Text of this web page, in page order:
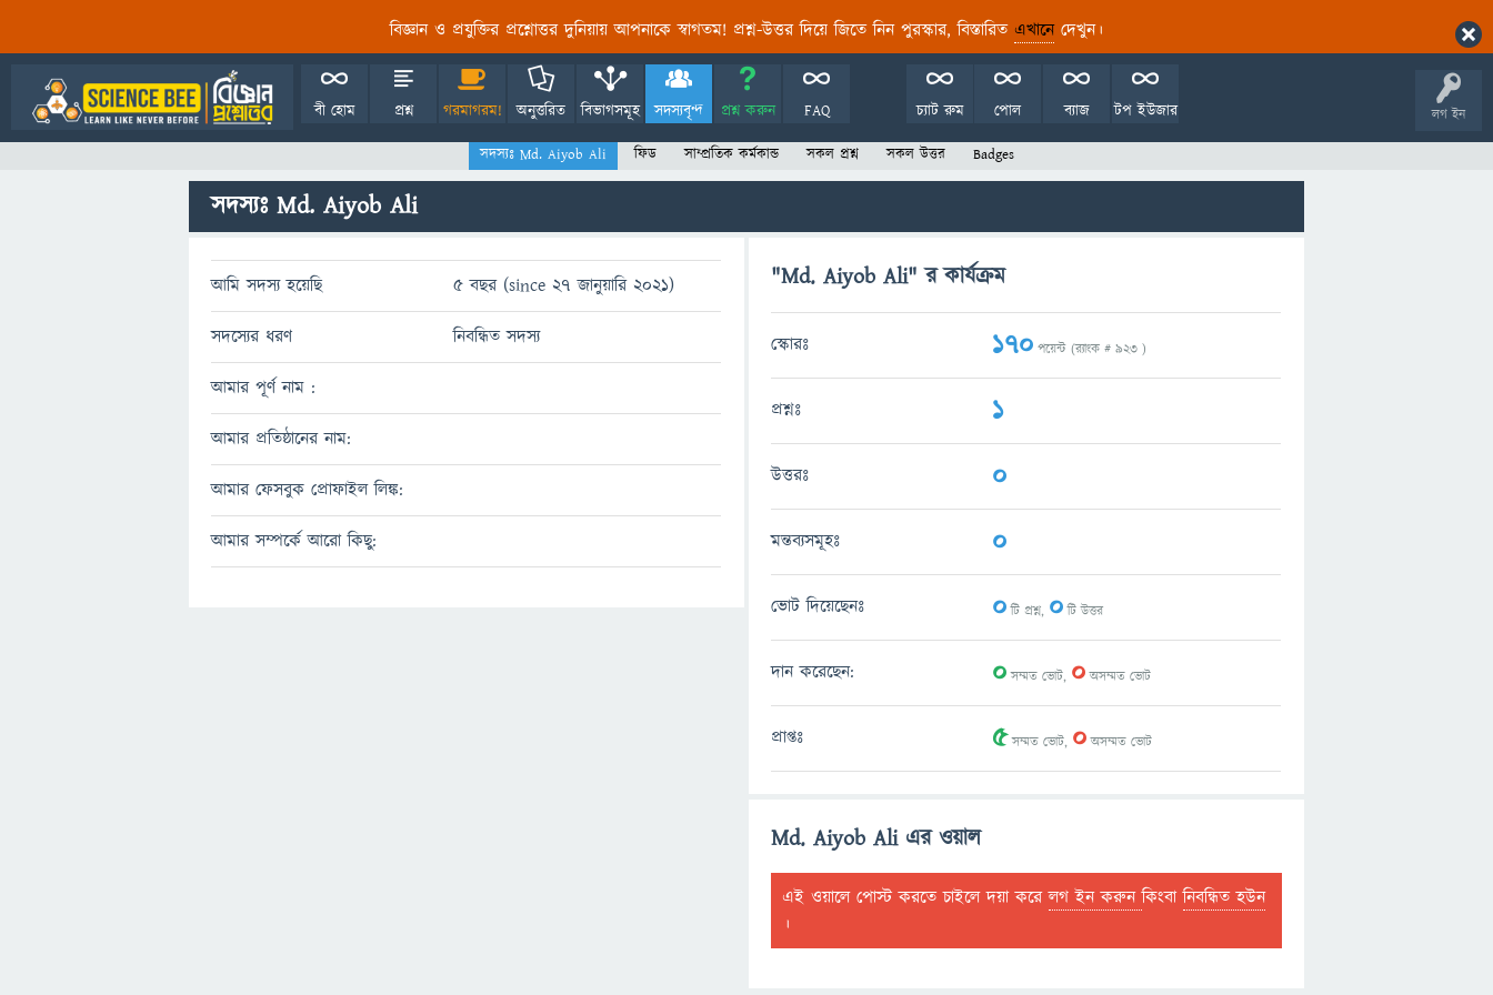
বিজ্ঞান ও প্রযুক্তির প্রশ্নোত্তর দুনিয়ায় আপনাকে স্বাগতম! প্রশ্ন-উত্তর দিয়ে জিতে নিন পুরস্কার, বিস্তারিত এখানেদেখুন।
লগ ইন
বী হোম প্রশ্ন গরমাগরম! অনুত্তরিত বিভাগসমূহ সদস্যবৃন্দ প্রশ্ন করুন FAQ টপ ইউজার
ব্যাজ
পোল
চ্যাট রুম
সদস্যঃ Md. Aiyob Ali ফিড সাম্প্রতিক কর্মকান্ড সকল প্রশ্ন সকল উত্তর Badges
সদস্যঃ Md. Aiyob Ali
আমি সদস্য হয়েছি 5 বছর (since 27 জানুয়ারি 2021)
সদস্যের ধরণ নিবন্ধিত সদস্য
আমার পূর্ণ নাম :
আমার প্রতিষ্ঠানের নাম:
আমার ফেসবুক প্রোফাইল লিঙ্ক:
আমার সম্পর্কে আরো কিছু:
"Md. Aiyob Ali" র কার্যক্রম
স্কোরঃ 170 পয়েন্ট (র‌্যাংক #923 )
প্রশ্নঃ 1
উত্তরঃ 0
মন্তব্যসমূহঃ 0
ভোট দিয়েছেনঃ 0টি প্রশ্ন, 0টি উত্তর
দান করেছেন: 0সম্মত ভোট, 0অসম্মত ভোট
প্রাপ্তঃ 5সম্মত ভোট, 0অসম্মত ভোট
Md. Aiyob Ali এর ওয়াল
এই ওয়ালে পোস্ট করতে চাইলে দয়া করেলগ ইন করুনকিংবানিবন্ধিত হউন
।